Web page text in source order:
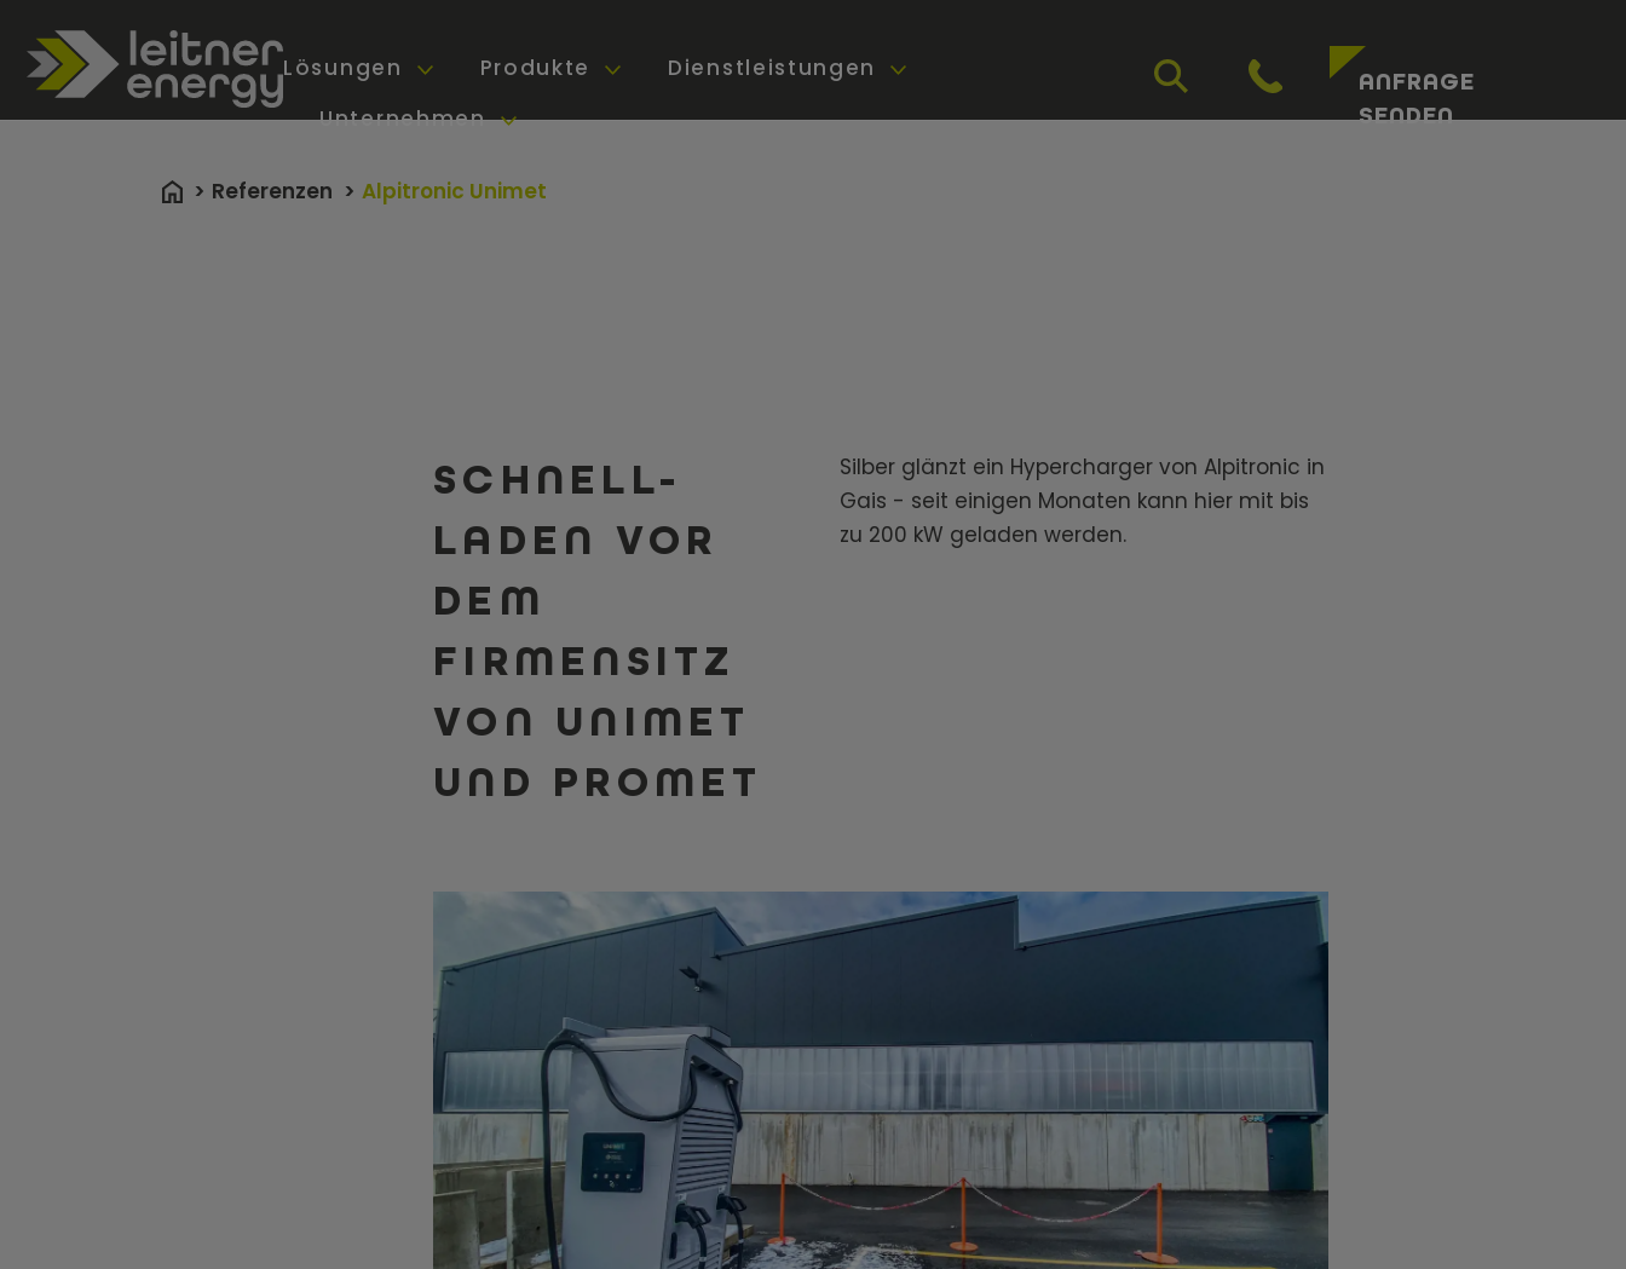
Lösungen Produkte
Dienstleistungen
Unternehmen
ANFRAGE
SENDEN
Referenzen Alpitronic Unimet
SCHNELL-
LADEN VOR
DEM
FIRMENSITZ
VON UNIMET
UND PROMET
Silber glänzt ein Hypercharger von Alpitronic in
Gais - seit einigen Monaten kann hier mit bis
zu 200 kW geladen werden.